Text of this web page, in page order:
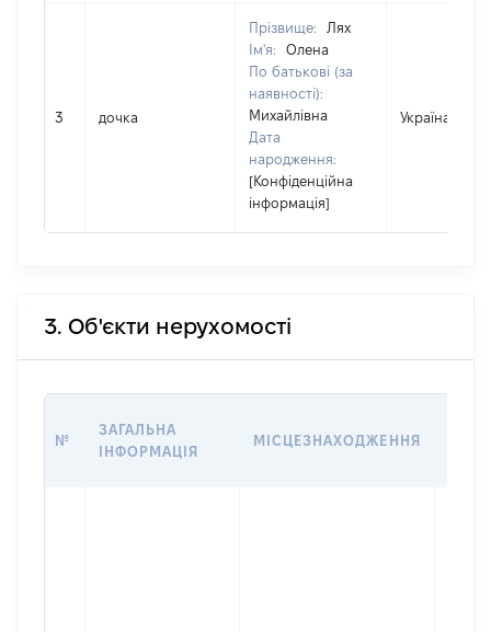
3 дочка
Прізвище:
Лях
Ім'я:
Олена
По батькові (за
наявності):
Михайлівна
Дата
народження:
[Конфіденційна
інформація]
Україна
3. Об'єкти нерухомості
№
ЗАГАЛЬНА
ІНФОРМАЦІЯ
МІСЦЕЗНАХОДЖЕННЯ